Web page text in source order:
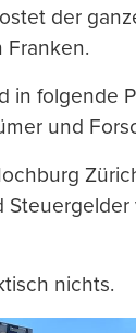
der
Franken.
in folgende
und
nichts.